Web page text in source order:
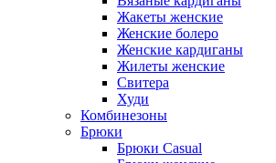
Жакеты женские
Женские болеро
Женские кардиганы
Жилеты женские
Свитера
Худи
Комбинезоны
Брюки
Брюки Casual